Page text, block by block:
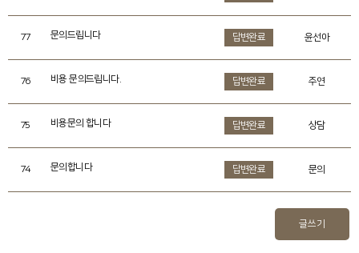
77 문의드립니다 답변완료 윤선아
76 비용 문의드립니다. 답변완료 주연
75 비용문의 합니다 답변완료 상담
74 문의합니다 답변완료 문의
글쓰기